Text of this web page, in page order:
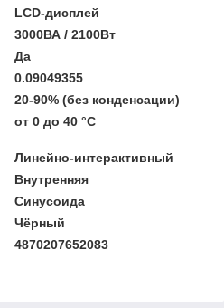
LCD-дисплей
3000ВА / 2100Вт
Да
0.09049355
20-90% (без конденсации)
от 0 до 40 °С
Линейно-интерактивный
Внутренняя
Синусоида
Чёрный
4870207652083